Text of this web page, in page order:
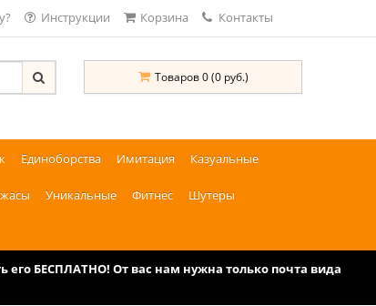
Инструкции Корзина Контакты
Товаров 0 (0 руб.)
Единоборства Имитация Казуальные
Уникальные Фитнес Шутеры
БЕСПЛАТНО! От вас нам нужна только почта вида